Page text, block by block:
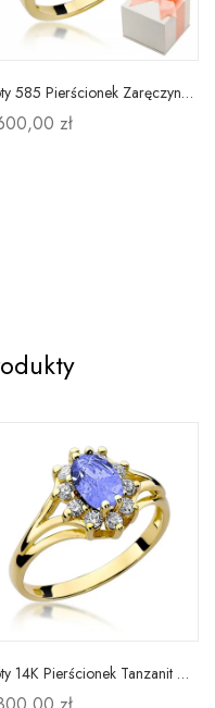
Złoty 585 Pierścionek Zaręczynowy Rubin Diamenty
zł
Złoty 14K Pierścionek Tanzanit Diamenty Grawer